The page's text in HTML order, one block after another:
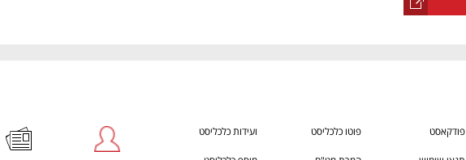
פודקאסט פוטו כלכליסט ועידות כלכליסט